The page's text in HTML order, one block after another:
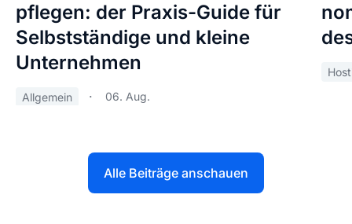
pflegen: der Praxis-Guide für
Selbstständige und kleine
Unternehmen
Allgemein 06. Aug.
Alle Beiträge anschauen